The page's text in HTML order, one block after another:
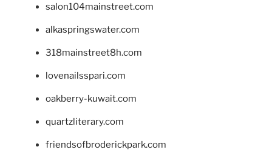
salon104mainstreet.com
alkaspringswater.com
318mainstreet8h.com
lovenailsspari.com
oakberry-kuwait.com
quartzliterary.com
friendsofbroderickpark.com